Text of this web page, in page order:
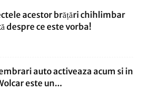
acestor brățări chihlimbar
despre ce este vorba!
auto activeaza acum si in
este un...